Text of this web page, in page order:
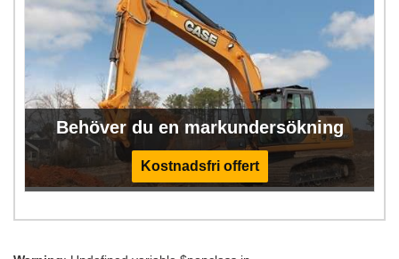
Behöver du en markundersökning
Kostnadsfri offert